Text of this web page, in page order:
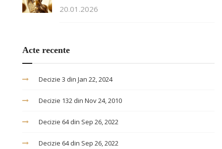
20.01.2026
Acte recente
Decizie 3 din Jan 22, 2024
Decizie 132 din Nov 24, 2010
Decizie 64 din Sep 26, 2022
Decizie 64 din Sep 26, 2022